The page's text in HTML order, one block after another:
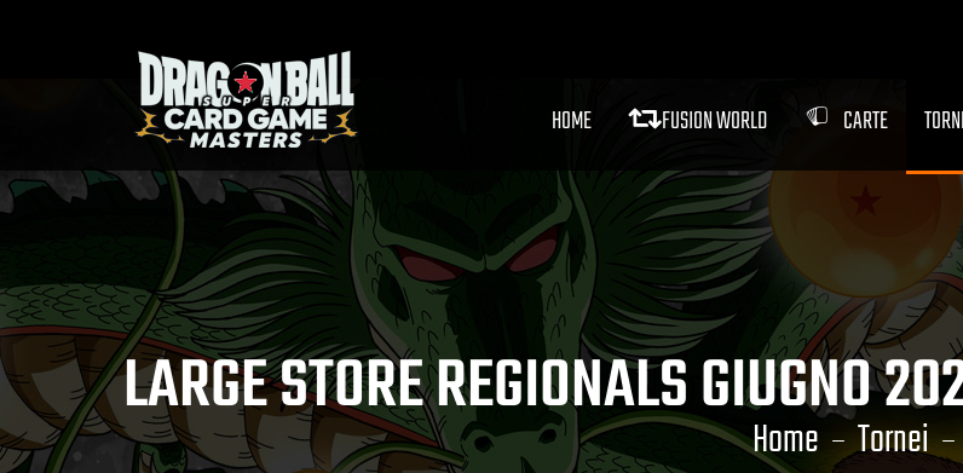
HOME FUSION WORLD CARTE
LARGE STORE REGIONALS GIUGNO
Home Tornei